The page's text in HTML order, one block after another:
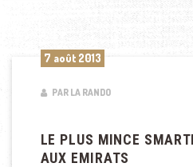
7 août 2013
PAR LA RANDO
LE PLUS MINCE
AUX EMIRATS